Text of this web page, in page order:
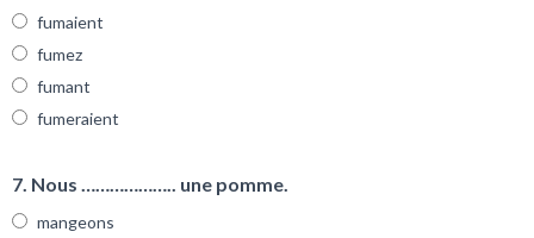
fumaient
fumez
fumant
fumeraient
7. Nous ……………….. une pomme.
mangeons